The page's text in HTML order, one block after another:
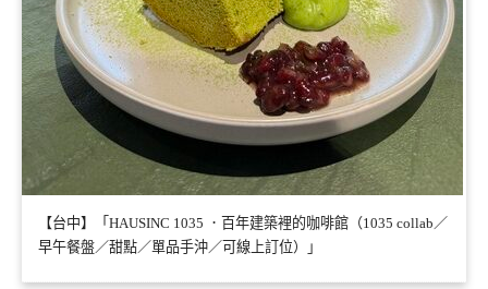
【台中】「HAUSINC 1035 ．百年建築裡的咖啡館（1035 collab／
早午餐盤／甜點／單品手沖／可線上訂位）」